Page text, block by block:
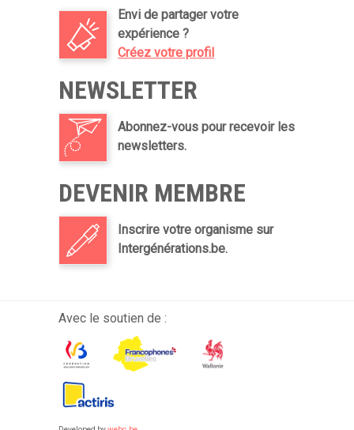
Envi de partager votre
expérience ?
Créez votre profil
NEWSLETTER
Abonnez-vous pour recevoir les
newsletters.
DEVENIR MEMBRE
Inscrire votre organisme sur
Intergénérations.be.
Avec le soutien de :